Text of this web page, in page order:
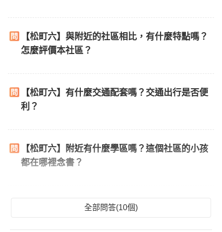
【松町六】與附近的社區相比，有什麼特點嗎？
怎麼評價本社區？
【松町六】有什麼交通配套嗎？交通出行是否便
利？
【松町六】附近有什麼學區嗎？這個社區的小孩
都在哪裡念書？
全部問答(10個)